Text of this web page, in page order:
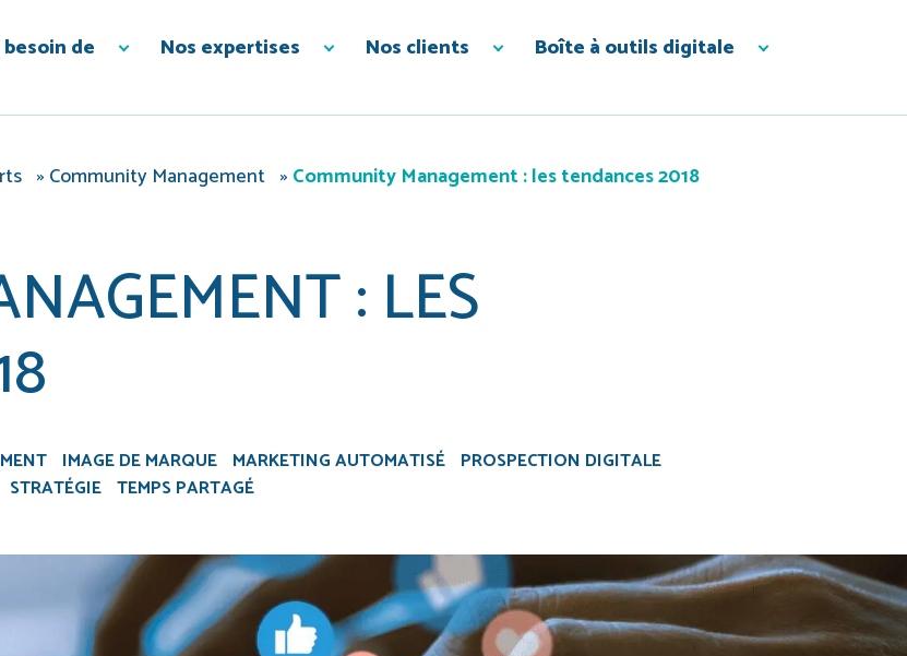
besoin de Nos expertises Nos clients
Boîte à outils digitale
» Community Management » Community Management : les tendances 2018
: LES
IMAGE DE MARQUE MARKETING AUTOMATISÉ PROSPECTION DIGITALE
STRATÉGIE TEMPS PARTAGÉ